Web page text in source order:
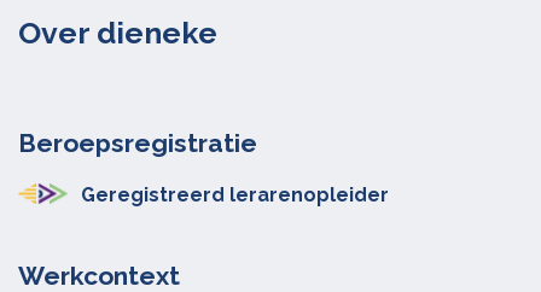
Over dieneke
Beroepsregistratie
Geregistreerd lerarenopleider
Werkcontext